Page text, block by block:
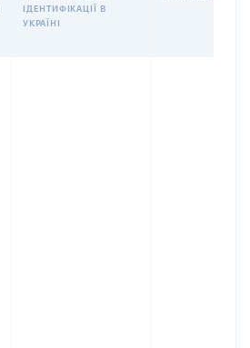
ІДЕНТИФІКАЦІЇ В
УКРАЇНІ